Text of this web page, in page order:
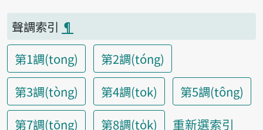
聲調索引 ¶
第1調(tong)
第2調(tóng)
第3調(tòng)
第4調(tok)
第5調(tông)
第7調(tōng)
第8調(to̍k) 重新選索引